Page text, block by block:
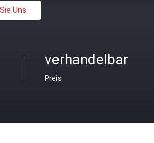
Uns
verhandelbar
Preis